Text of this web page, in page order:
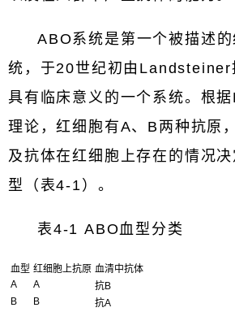
ABO系统是第一个被描述
统，于20世纪初由Landsteiner
具有临床意义的一个系统。根
理论，红细胞有A、B两种抗原
及抗体在红细胞上存在的情况
型（表4-1）。
表4-1 ABO血型分类
血型 红细胞上抗原 血清中抗体
A
A
抗B
B
B
抗A